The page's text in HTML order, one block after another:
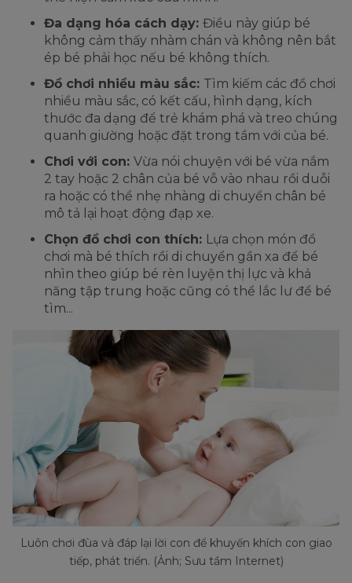
Đa dạng hóa cách dạy: Điều này giúp bé
không cảm thấy nhàm chán và không nên bắt
ép bé phải học nếu bé không thích.
Đồ chơi nhiều màu sắc: Tìm kiếm các đồ chơi
nhiều màu sắc, có kết cấu, hình dạng, kích
thước đa dạng để trẻ khám phá và treo chúng
quanh giường hoặc đặt trong tầm với của bé.
Chơi với con: Vừa nói chuyện với bé vừa nắm
2 tay hoặc 2 chân của bé vỗ vào nhau rồi duỗi
ra hoặc có thể nhẹ nhàng di chuyển chân bé
mô tả lại hoạt động đạp xe.
Chọn đồ chơi con thích: Lựa chọn món đồ
chơi mà bé thích rồi di chuyển gần xa để bé
nhìn theo giúp bé rèn luyện thị lực và khả
năng tập trung hoặc cũng có thể lắc lư để bé
tìm...
Luôn chơi đùa và đáp lại lời con để khuyến khích con giao
tiếp, phát triển. (Ảnh; Sưu tầm Internet)